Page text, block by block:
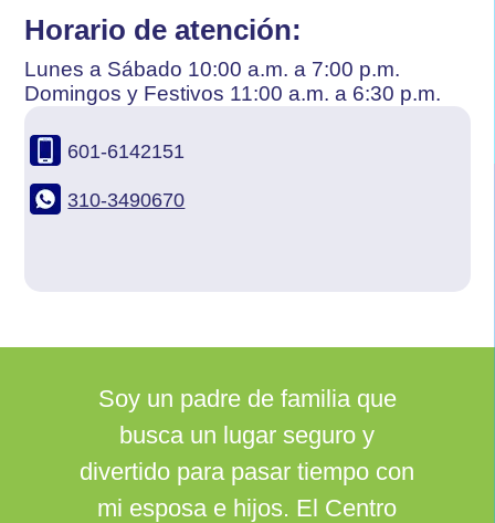
Horario de atención:
Lunes a Sábado 10:00 a.m. a 7:00 p.m.
Domingos y Festivos 11:00 a.m. a 6:30 p.m.
601-6142151
310-3490670
Soy un padre de familia que
busca un lugar seguro y
divertido para pasar tiempo con
mi esposa e hijos. El Centro